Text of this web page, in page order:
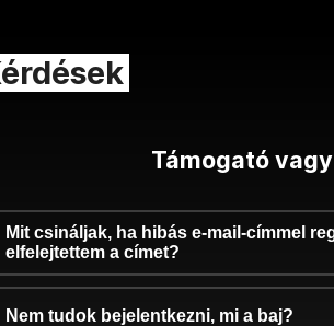
Támogató
Mit csináljak, ha hibás e-mail-címmel
elfelejtettem a címet?
Nem tudok bejelentkezni, mi a baj?